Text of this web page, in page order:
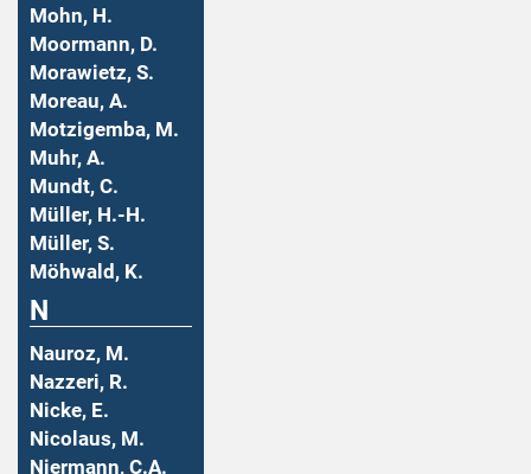
Mohn, H.
Moormann, D.
Morawietz, S.
Moreau, A.
Motzigemba, M.
Muhr, A.
Mundt, C.
Müller, H.-H.
Müller, S.
Möhwald, K.
N
Nauroz, M.
Nazzeri, R.
Nicke, E.
Nicolaus, M.
Niermann, C.A.